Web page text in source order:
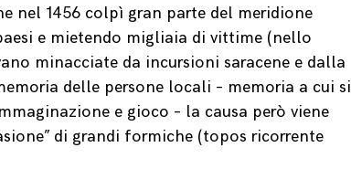
nel 1456 colpì gran parte del meridione
e mietendo migliaia di vittime (nello
minacciate da incursioni saracene e dalla
delle persone locali – memoria a cui si
e gioco – la causa però viene
di grandi formiche (topos ricorrente